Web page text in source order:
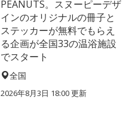
PEANUTS。スヌーピーデザ
インのオリジナルの冊子と
ステッカーが無料でもらえ
る企画が全国33の温浴施設
でスタート
全国
2026年8月3日 18:00更新